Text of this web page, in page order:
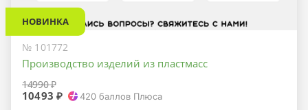
НОВИНКА
№ 101772
Производство изделий из пластмасс
14990 ₽
10493 ₽ 420 баллов Плюса